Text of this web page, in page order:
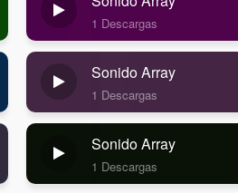
1 Descargas
Sonido Array
1 Descargas
Sonido Array
1 Descargas